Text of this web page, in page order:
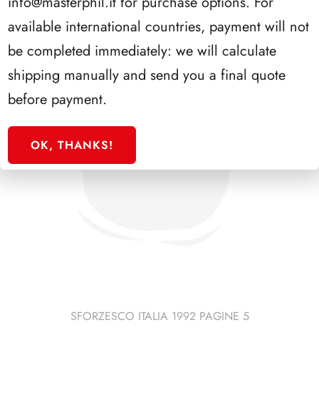
SFORZESCO ITALIA 1992 PAGINE 5
available international countries, payment will not
be completed immediately: we will calculate
shipping manually and send you a final quote
before payment.
OK, THANKS!